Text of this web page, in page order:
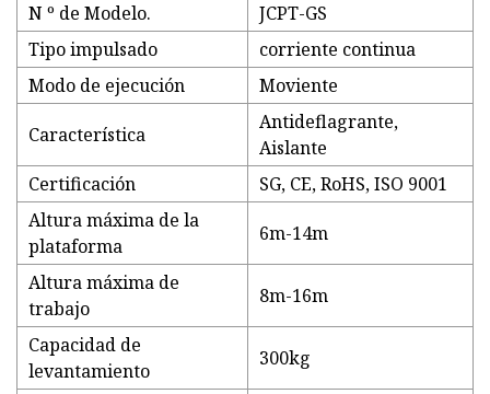
N º de Modelo.
JCPT-GS
Tipo impulsado
corriente continua
Modo de ejecución
Moviente
Característica
Antideflagrante,
Aislante
Certificación
SG, CE, RoHS, ISO 9001
Altura máxima de la
plataforma
6m-14m
Altura máxima de
trabajo
8m-16m
Capacidad de
levantamiento
300kg